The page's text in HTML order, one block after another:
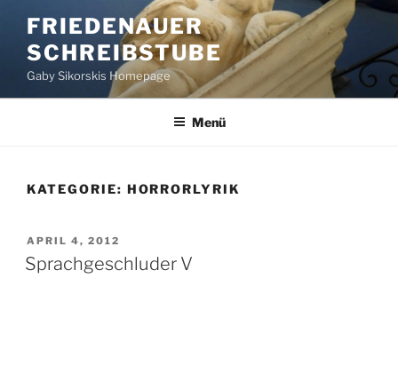
Inhalt
springen
FRIEDENAUER
SCHREIBSTUBE
Gaby Sikorskis Homepage
Menü
KATEGORIE: HORRORLYRIK
VERÖFFENTLICHT
AM
APRIL 4, 2012
Sprachgeschluder V